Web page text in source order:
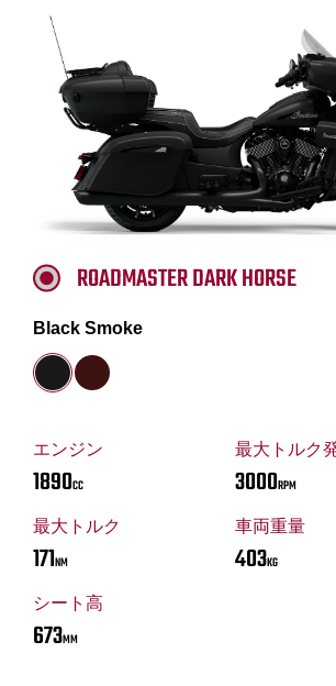
エンジン
1890CC
最大トルク
3000RPM
最大トルク
171NM
車両重量
403KG
シート高
673MM
ROADMASTER DARK HORSE
Black Smoke